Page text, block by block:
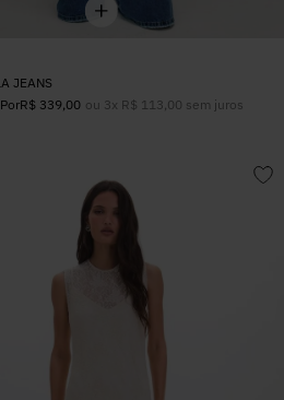
CALÇA CAMILA JEANS
PorR$ 339,00 ou 3x R$ 113 00 sem juros